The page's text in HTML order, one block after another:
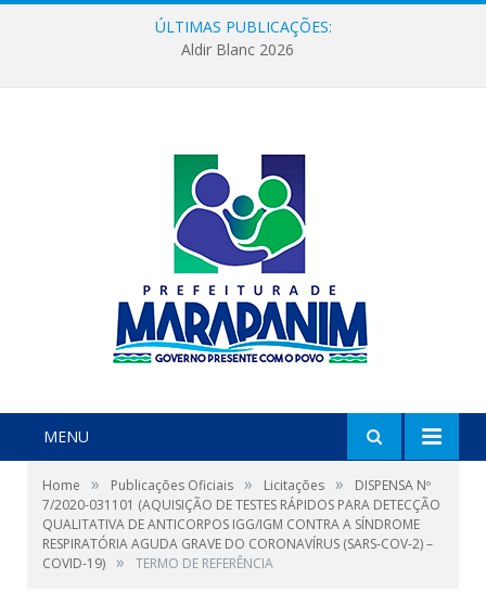
ÚLTIMAS PUBLICAÇÕES:
Aldir Blanc 2026
MENU
Home » Publicações Oficiais » Licitações »
DISPENSA Nº
7/2020-031101 (AQUISIÇÃO DE TESTES RÁPIDOS PARA DETECÇÃO
QUALITATIVA DE ANTICORPOS IGG/IGM CONTRA A SÍNDROME
RESPIRATÓRIA AGUDA GRAVE DO CORONAVÍRUS (SARS-COV-2) –
COVID-19) » TERMO DE REFERÊNCIA